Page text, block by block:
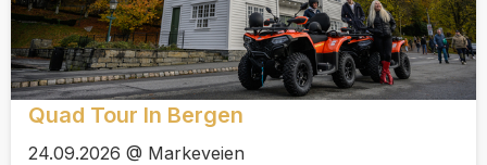
Quad Tour In Bergen
24.09.2026 @ Markeveien